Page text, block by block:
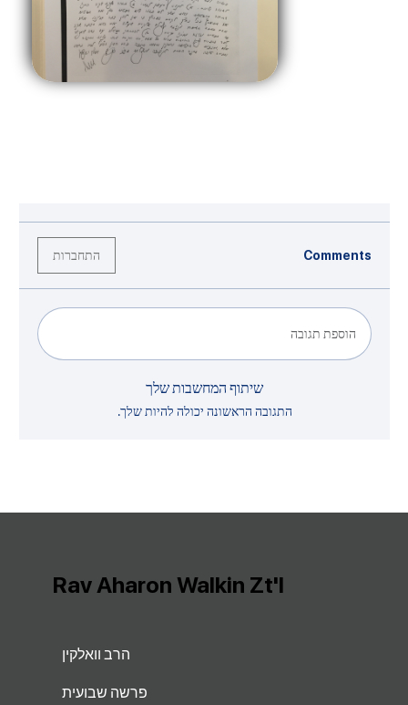
Comments התחברות
הוספת תגובה
שיתוף המחשבות שלך
התגובה הראשונה יכולה להיות שלך.
הרב וואלקין
פרשה שבועית
Rav Aharon Walkin Zt'l